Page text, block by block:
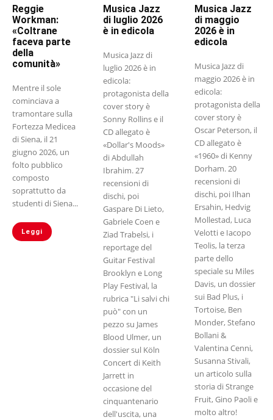
Reggie
Workman:
«Coltrane
faceva parte
della
comunità»
Mentre il sole
cominciava a
tramontare sulla
Fortezza Medicea
di Siena, il 21
giugno 2026, un
folto pubblico
composto
soprattutto da
studenti di Siena...
Leggi
Musica Jazz
di luglio 2026
è in edicola
Musica Jazz di
luglio 2026 è in
edicola:
protagonista della
cover story è
Sonny Rollins e il
CD allegato è
«Dollar's Moods»
di Abdullah
Ibrahim. 27
recensioni di
dischi, poi
Gaspare Di Lieto,
Gabriele Coen e
Ziad Trabelsi, i
reportage del
Guitar Festival
Brooklyn e Long
Play Festival, la
rubrica "Li salvi chi
può" con un
pezzo su James
Blood Ulmer, un
dossier sul Köln
Concert di Keith
Jarrett in
occasione del
cinquantenario
dell'uscita, una
Musica Jazz
di maggio
2026 è in
edicola
Musica Jazz di
maggio 2026 è in
edicola:
protagonista della
cover story è
Oscar Peterson, il
CD allegato è
«1960» di Kenny
Dorham. 20
recensioni di
dischi, poi Ilhan
Ersahin, Hedvig
Mollestad, Luca
Velotti e Iacopo
Teolis, la terza
parte dello
speciale su Miles
Davis, un dossier
sui Bad Plus, i
Tortoise, Ben
Monder, Stefano
Bollani &
Valentina Cenni,
Susanna Stivali,
un articolo sulla
storia di Strange
Fruit, Gino Paoli e
molto altro!